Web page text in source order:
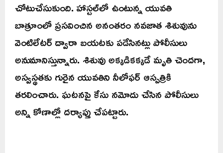
చోటుచేసుకుంది. హాస్టల్‌లో ఉంటున్న యువతి
బాత్రూంలో ప్రసవించిన అనంతరం నవజాత శిశువును
వెంటిలేటర్‌ ద్వారా బయటకు పడేసినట్లు పోలీసులు
అనుమానిస్తున్నారు. శిశువు అక్కడికక్కడే మృతి చెందగా,
అస్వస్థతకు గురైన యువతిని నీలోఫర్‌ ఆస్పత్రికి
తరలించారు. ఘటనపై కేసు నమోదు చేసిన పోలీసులు
అన్ని కోణాల్లో దర్యాప్తు చేపట్టారు.